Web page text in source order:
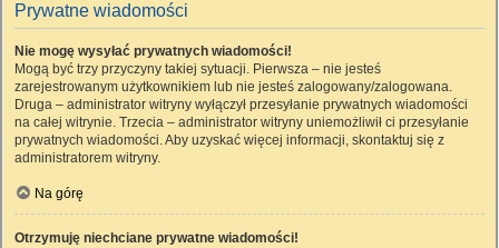
Prywatne wiadomości
Nie mogę wysyłać prywatnych wiadomości!
Mogą być trzy przyczyny takiej sytuacji. Pierwsza – nie jesteś
zarejestrowanym użytkownikiem lub nie jesteś zalogowany/zalogowana.
Druga – administrator witryny wyłączył przesyłanie prywatnych wiadomości
na całej witrynie. Trzecia – administrator witryny uniemożliwił ci przesyłanie
prywatnych wiadomości. Aby uzyskać więcej informacji, skontaktuj się z
administratorem witryny.
Na górę
Otrzymuję niechciane prywatne wiadomości!